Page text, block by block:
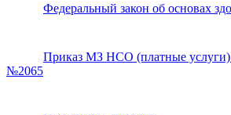
Федеральный закон об основах
Приказ МЗ НСО (платные услуги)
№2065